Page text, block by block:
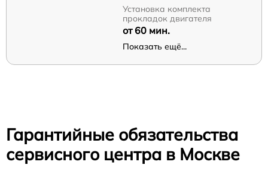
Установка комплекта
прокладок двигателя
от 60 мин.
Показать ещё...
Гарантийные обязательства
сервисного центра в Москве